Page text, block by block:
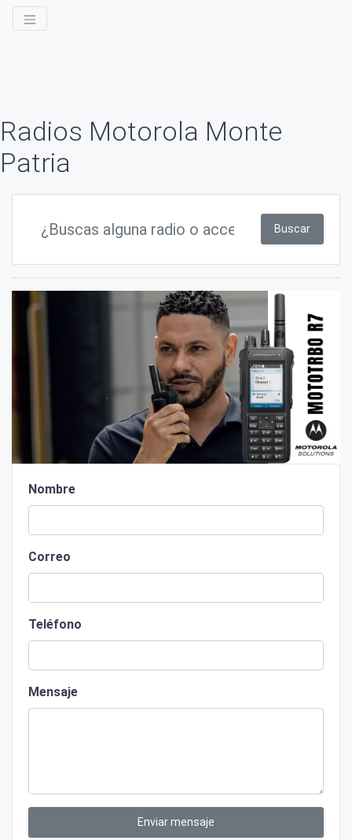
Radios Motorola Monte
Patria
Buscar
Nombre
Correo
Teléfono
Mensaje
Enviar mensaje